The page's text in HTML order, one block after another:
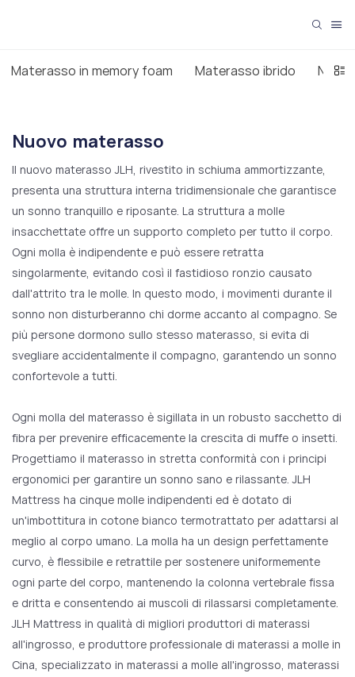
Materasso in memory foam Materasso ibrido
Nuovo materasso
Il nuovo materasso JLH, rivestito in schiuma ammortizzante,
presenta una struttura interna tridimensionale che garantisce
un sonno tranquillo e riposante. La struttura a molle
insacchettate offre un supporto completo per tutto il corpo.
Ogni molla è indipendente e può essere retratta
singolarmente, evitando così il fastidioso ronzio causato
dall'attrito tra le molle. In questo modo, i movimenti durante il
sonno non disturberanno chi dorme accanto al compagno. Se
più persone dormono sullo stesso materasso, si evita di
svegliare accidentalmente il compagno, garantendo un sonno
confortevole a tutti.
Ogni molla del materasso è sigillata in un robusto sacchetto di
fibra per prevenire efficacemente la crescita di muffe o insetti.
Progettiamo il materasso in stretta conformità con i principi
ergonomici per garantire un sonno sano e rilassante. JLH
Mattress ha cinque molle indipendenti ed è dotato di
un'imbottitura in cotone bianco termotrattato per adattarsi al
meglio al corpo umano. La molla ha un design perfettamente
curvo, è flessibile e retrattile per sostenere uniformemente
ogni parte del corpo, mantenendo la colonna vertebrale fissa
e dritta e consentendo ai muscoli di rilassarsi completamente.
JLH Mattress in qualità di migliori produttori di materassi
all'ingrosso, e produttore professionale di materassi a molle in
Cina, specializzato in materassi a molle all'ingrosso, materassi